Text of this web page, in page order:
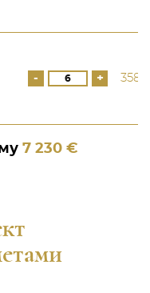
- + 358
7 230 €